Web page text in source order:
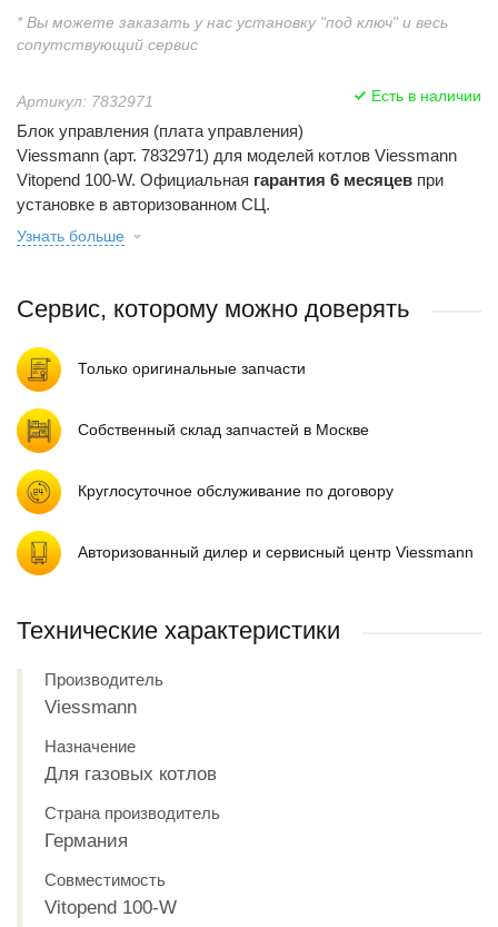
Артикул: 7832971 Есть в наличии
Блок управления (плата управления)
Viessmann (арт. 7832971) для моделей котлов Viessmann
Vitopend 100-W. Официальная гарантия 6 месяцев при
установке в авторизованном СЦ.
Узнать больше
* Вы можете заказать у нас установку "под ключ" и весь
сопутствующий сервис
Сервис, которому можно доверять
Только оригинальные запчасти
Собственный склад запчастей в Москве
Круглосуточное обслуживание по договору
Авторизованный дилер и сервисный центр Viessmann
Технические характеристики
Производитель
Viessmann
Назначение
Для газовых котлов
Страна производитель
Германия
Совместимость
Vitopend 100-W